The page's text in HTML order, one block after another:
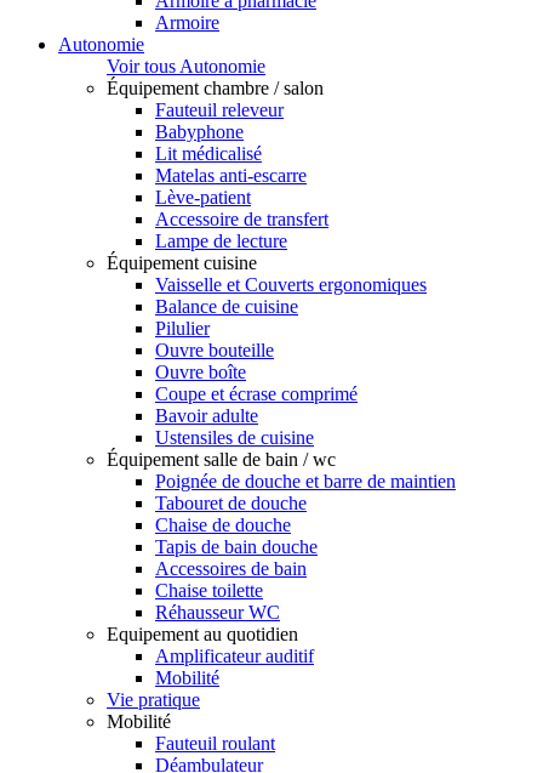
Armoire
Autonomie
Voir tous Autonomie
Équipement chambre / salon
Fauteuil releveur
Babyphone
Lit médicalisé
Matelas anti-escarre
Lève-patient
Accessoire de transfert
Lampe de lecture
Équipement cuisine
Vaisselle et Couverts ergonomiques
Balance de cuisine
Pilulier
Ouvre bouteille
Ouvre boîte
Coupe et écrase comprimé
Bavoir adulte
Ustensiles de cuisine
Équipement salle de bain / wc
Poignée de douche et barre de maintien
Tabouret de douche
Chaise de douche
Tapis de bain douche
Accessoires de bain
Chaise toilette
Réhausseur WC
Equipement au quotidien
Amplificateur auditif
Mobilité
Vie pratique
Mobilité
Fauteuil roulant
Déambulateur